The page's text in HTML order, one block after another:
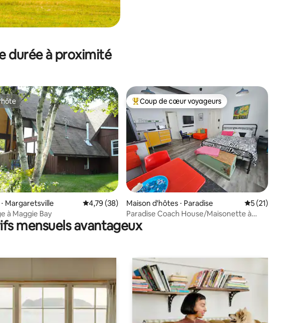
durée à proximité
la base de 110 commentaires : 4,98 sur 5
Margaretsville Évaluation moyenne sur la base de 38 commentaires : 4,79 sur 5
4,79 (38)
à Maggie Bay
Coups de cœur voyageurs les plus appréciés
Coup de cœur voyageurs
Maison d'hôtes ⋅ Paradise Évaluation
5 (21)
Paradise Coach House/Maisonette à
Paradise
mensuels avantageux